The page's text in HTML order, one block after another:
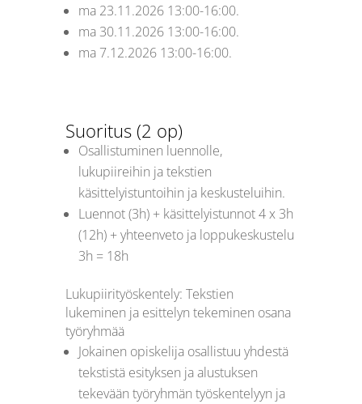
ma 23.11.2026 13:00-16:00.
ma 30.11.2026 13:00-16:00.
ma 7.12.2026 13:00-16:00.
Suoritus (2 op)
Osallistuminen luennolle,
lukupiireihin ja tekstien
käsittelyistuntoihin ja keskusteluihin.
Luennot (3h) + käsittelyistunnot 4 x 3h
(12h) + yhteenveto ja loppukeskustelu
3h = 18h
Lukupiirityöskentely: Tekstien
lukeminen ja esittelyn tekeminen osana
työryhmää
Jokainen opiskelija osallistuu yhdestä
tekstistä esityksen ja alustuksen
tekevään työryhmän työskentelyyn ja